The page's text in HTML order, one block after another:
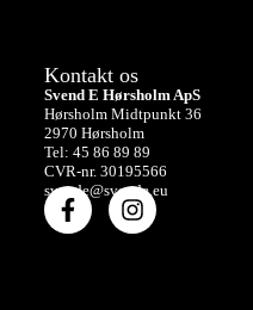
Kontakt os
Svend E Hørsholm ApS
Hørsholm Midtpunkt 36
2970 Hørsholm
Tel: 45 86 89 89
CVR-nr. 30195566
svende@svende.eu